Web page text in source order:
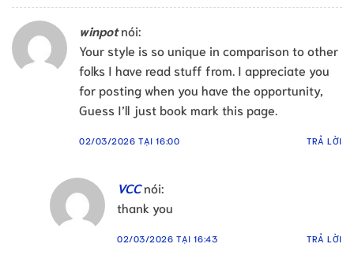
winpot nói:
Your style is so unique in comparison to other
folks I have read stuff from. I appreciate you
for posting when you have the opportunity,
Guess I’ll just book mark this page.
02/03/2026 TẠI 16:00 TRẢ LỜI
VCC nói:
thank you
02/03/2026 TẠI 16:43 TRẢ LỜI